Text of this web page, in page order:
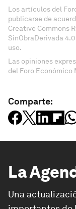
Los artículos del
publicarse de
Creative Commons
SinObraDerivada
uso.
Las opiniones
del Foro Económico
Comparte:
La
Una